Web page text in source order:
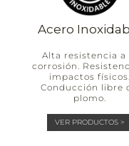
Acero
Alta resistencia a
corrosión.
impactos físicos.
Conducción libre
plomo.
VER PRODUCTOS >